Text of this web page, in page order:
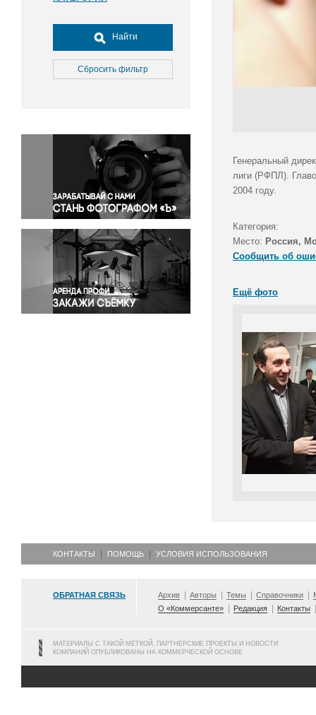
Досуг, туризм и отдых
Культура
Медицина
Окружающая среда
Политика
Правосудие
Происшествия и конфликты
Религия
Светская жизнь
Спорт
Экология
Экономика и бизнес
Найти
Сбросить фильтр
Генеральный
лиги (РФПЛ).
2004 году.
Категория:
Место: Россия,
Сообщить об
Ещё фото
КОНТАКТЫ ПОМОЩЬ УСЛОВИЯ ИСПОЛЬЗОВАНИЯ
ОБРАТНАЯ СВЯЗЬ Архив Авторы Темы Справочники
О «Коммерсанте»
Редакция Контакты
МАТЕРИАЛЫ С ТАКОЙ МЕТКОЙ, ПАРТНЕРСКИЕ ПРОЕКТЫ И НОВОСТИ
КОМПАНИЙ ОПУБЛИКОВАНЫ НА КОММЕРЧЕСКОЙ ОСНОВЕ